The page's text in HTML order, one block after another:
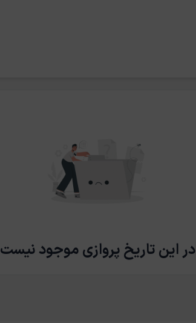
در این تاریخ پروازی موجود نیست